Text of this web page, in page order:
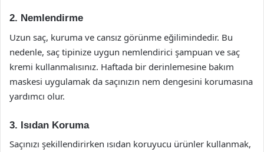
2. Nemlendirme
Uzun saç, kuruma ve cansız görünme eğilimindedir. Bu
nedenle, saç tipinize uygun nemlendirici şampuan ve saç
kremi kullanmalısınız. Haftada bir derinlemesine bakım
maskesi uygulamak da saçınızın nem dengesini korumasına
yardımcı olur.
3. Isıdan Koruma
Saçınızı şekillendirirken ısıdan koruyucu ürünler kullanmak,